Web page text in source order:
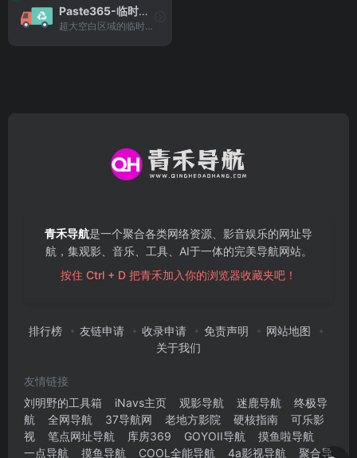
Paste365-临时粘贴
超大空白区域的临时粘贴板
青禾导航是一个聚合各类网络资源、影音娱乐的网址导
航，集观影、音乐、工具、AI于一体的完美导航网站。
按住 Ctrl + D 把青禾加入你的浏览器收藏夹吧！
排行榜 友链申请 收录申请 免责声明
网站地图
关于我们
友情链接
刘明野的工具箱
iNavs主页 观影导航 迷鹿导航
终极导
航
全网导航 37导航网 老地方影院 硬核指南
可乐影
视
笔点网址导航 库房369 GOYOII导航
摸鱼啦导航
一点导航
摸鱼导航 COOL全能导航 4a影视导航 聚合导